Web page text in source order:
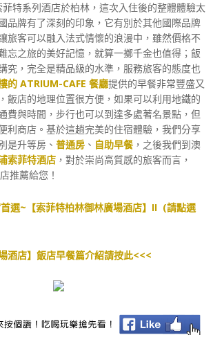
特系列酒店於柏林，這次入住後的整體體驗太
品牌有了深刻的印象，它有別於其他國際品牌
旅客可以融入法式情懷的浪漫中，雖然價格不
忘之旅的美好記憶，就算一擲千金也值得；飯
究，完全是精品級的水準，服務旅客的態度也
的 ATRIUM-CAFE 餐廳提供的早餐非常豐盛又
飯店的地理位置很方便，如果可以利用地鐵的
費與時間，步行也可以到達多處著名景點，但
利商店。基於這趟完美的住宿體驗，我們分享
是升等房、 普通房 、 自助早餐，之後我們到澳
索菲特酒店 ，對於崇尚高質感的旅客而言，
推薦給您！
選~【索菲特柏林御林廣場酒店】II (請點選
酒店】飯店早餐篇介紹請按此<<<